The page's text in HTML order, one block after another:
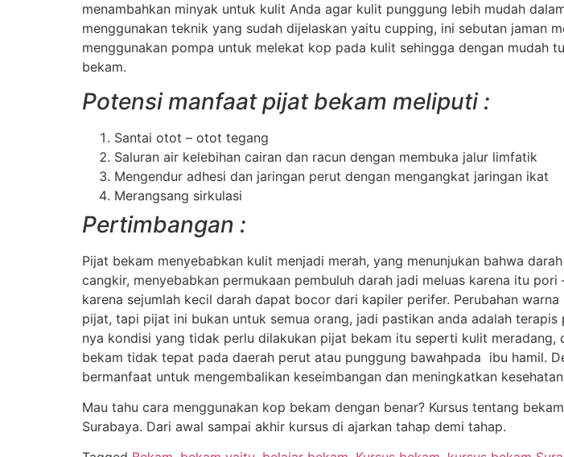
menambahkan minyak untuk kulit Anda agar kulit punggung lebih mudah
menggunakan teknik yang sudah dijelaskan yaitu cupping, ini sebutan jaman
menggunakan pompa untuk melekat kop pada kulit sehingga dengan mudah
bekam.
Potensi manfaat pijat bekam meliputi :
Santai otot – otot tegang
Saluran air kelebihan cairan dan racun dengan membuka jalur limfatik
Mengendur adhesi dan jaringan perut dengan mengangkat jaringan ikat
Merangsang sirkulasi
Pertimbangan :
Pijat bekam menyebabkan kulit menjadi merah, yang menunjukan bahwa
cangkir, menyebabkan permukaan pembuluh darah jadi meluas karena itu
karena sejumlah kecil darah dapat bocor dari kapiler perifer. Perubahan
pijat, tapi pijat ini bukan untuk semua orang, jadi pastikan anda adalah
nya kondisi yang tidak perlu dilakukan pijat bekam itu seperti kulit
bekam tidak tepat pada daerah perut atau punggung bawahpada ibu hamil.
bermanfaat untuk mengembalikan keseimbangan dan meningkatkan
Mau tahu cara menggunakan kop bekam dengan benar? Kursus tentang
Surabaya. Dari awal sampai akhir kursus di ajarkan tahap demi tahap.